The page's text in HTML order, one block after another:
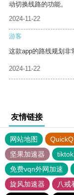
动切换线路的功能。
2024-11-22
游客
这款app的路线规划非
2024-11-22
友情链接
网站地图 QuickQ
坚果加速器
免费vqn外网加速
旋风加速器
八戒